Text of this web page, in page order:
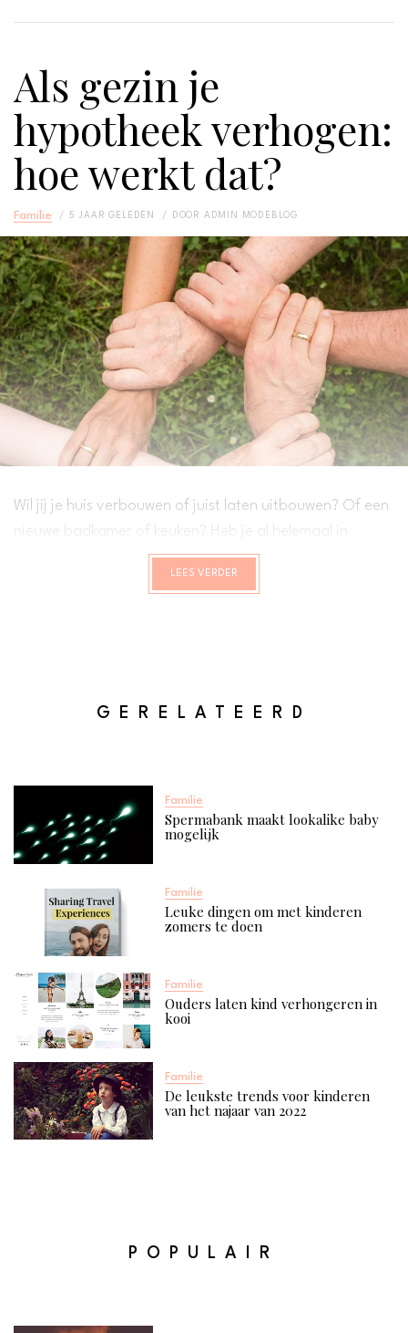
Als gezin je
hypotheek verhogen:
hoe werkt dat?
Familie 5 JAAR GELEDEN DOOR ADMIN MODEBLOG
Wil jij je huis verbouwen of juist laten uitbouwen? Of een
nieuwe badkamer of keuken? Heb je al helemaal in
gedachten hoe je het wilt hebben? Dit zijn niet de
LEES VERDER
GERELATEERD
Familie
Spermabank maakt lookalike baby
mogelijk
Familie
Leuke dingen om met kinderen
zomers te doen
Familie
Ouders laten kind verhongeren in
kooi
Familie
De leukste trends voor kinderen
van het najaar van 2022
POPULAIR